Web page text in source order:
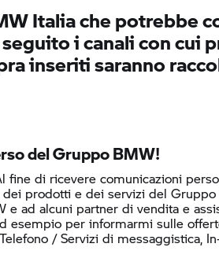
Italia che potrebbe
i canali con cui
inseriti saranno
del Gruppo BMW!
di ricevere comunicazioni
prodotti e dei servizi del
ad alcuni partner di vendita e
esempio per informarmi sulle
/ Servizi di messaggistica,